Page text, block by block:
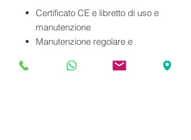
Certificato CE e libretto di uso e
manutenzione
Manutenzione regolare e